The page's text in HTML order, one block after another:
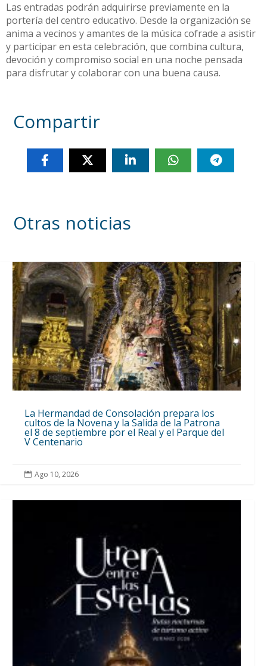
Las entradas podrán adquirirse previamente en la
portería del centro educativo. Desde la organización se
anima a vecinos y amantes de la música cofrade a asistir
y participar en esta celebración, que combina cultura,
devoción y compromiso social en una noche pensada
para disfrutar y colaborar con una buena causa.
Compartir
Otras noticias
La Hermandad de Consolación prepara los
cultos de la Novena y la Salida de la Patrona
el 8 de septiembre por el Real y el Parque del
V Centenario
 Ago 10, 2026